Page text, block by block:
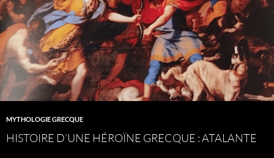
MYTHOLOGIE GRECQUE
HISTOIRE D’UNE HÉROÏNE GRECQUE : ATALANTE